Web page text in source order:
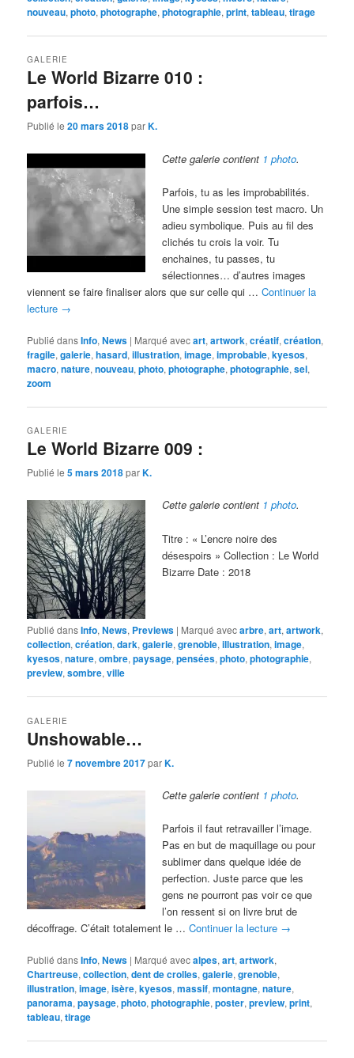
nouveau,photo,photographe,photographie,print,tableau,tirage
Le World Bizarre 010 :
parfois…
GALERIE
Publié le20 mars 2018parK.
Cette galerie contient 1 photo.
Parfois, tu as les improbabilités.
Une simple session test macro. Un
adieu symbolique. Puis au fil des
clichés tu crois la voir. Tu
enchaines, tu passes, tu
sélectionnes… d’autres images
viennent se faire finaliser alors que sur celle qui …Continuer la
lecture →
Publié dansInfo,News | Marqué avecart,artwork,créatif,création,
fragile,galerie,hasard,illustration,image,improbable,kyesos,
macro,nature,nouveau,photo,photographe,photographie,sel,
zoom
Le World Bizarre 009 :
GALERIE
Publié le5 mars 2018parK.
Cette galerie contient 1 photo.
Titre : « L’encre noire des
désespoirs » Collection : Le World
Bizarre Date : 2018
Publié dansInfo,News, Previews | Marqué avecarbre,art,artwork,
collection,création,dark,galerie,grenoble,illustration,image,
kyesos,nature,ombre,paysage,pensées,photo,photographie,
preview,sombre,ville
Unshowable…
GALERIE
Publié le7 novembre 2017parK.
Cette galerie contient 1 photo.
Parfois il faut retravailler l’image.
Pas en but de maquillage ou pour
sublimer dans quelque idée de
perfection. Juste parce que les
gens ne pourront pas voir ce que
l’on ressent si on livre brut de
décoffrage. C’était totalement le …Continuer la lecture →
Publié dansInfo,News | Marqué avecalpes,art,artwork,
Chartreuse,collection,dent de crolles,galerie,grenoble,
illustration,image,isère,kyesos,massif,montagne,nature,
panorama,paysage,photo,photographie,poster,preview,print,
tableau,tirage